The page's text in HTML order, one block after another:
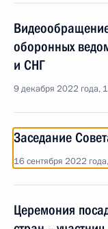
оборонных
и СНГ
9 декабря 2022 года,
Заседание
16 сентября 2022
Церемония